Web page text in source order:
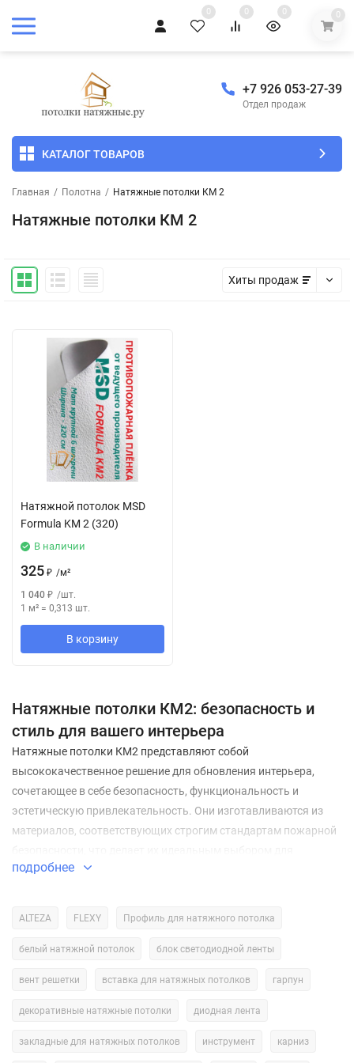
0 0 0 0
+7 926 053-27-39
Отдел продаж
КАТАЛОГ ТОВАРОВ
Главная / Полотна / Натяжные потолки КМ 2
Натяжные потолки КМ 2
Хиты продаж
Натяжной потолок MSD
Formula KM 2 (320)
В наличии
325 ₽ /м²
1 040 ₽ /шт.
1 м² = 0,313 шт.
В корзину
Натяжные потолки КМ2: безопасность и
стиль для вашего интерьера
Натяжные потолки КМ2 представляют собой
высококачественное решение для обновления интерьера,
сочетающее в себе безопасность, функциональность и
эстетическую привлекательность. Они изготавливаются из
материалов, соответствующих строгим стандартам пожарной
различных типов помещений.
Материалы класса КМ2 характеризуются низкой горючестью
особенно важно в общественных и коммерческих
подробнее
ALTEZA FLEXY Профиль для натяжного потолка
белый натяжной потолок блок светодиодной ленты
вент решетки вставка для натяжных потолков гарпун
декоративные натяжные потолки диодная лента
закладные для натяжных потолков инструмент карниз